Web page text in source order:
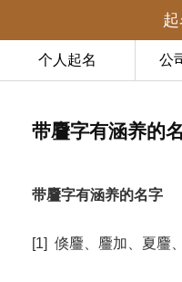
个人起名 公
带麠字有涵养的
带麠字有涵养的名字
[1] 倏麠、麠加、夏麠